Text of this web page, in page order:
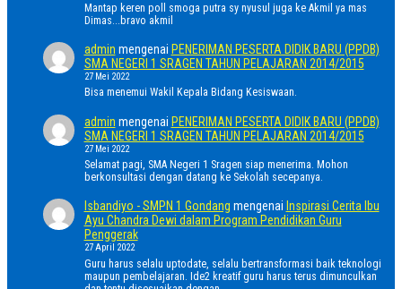
Mantap keren poll smoga putra sy nyusul juga ke Akmil ya mas
Dimas...bravo akmil
admin mengenai PENERIMAN PESERTA DIDIK BARU (PPDB)
SMA NEGERI 1 SRAGEN TAHUN PELAJARAN 2014/2015
27 Mei 2022
Bisa menemui Wakil Kepala Bidang Kesiswaan.
admin mengenai PENERIMAN PESERTA DIDIK BARU (PPDB)
SMA NEGERI 1 SRAGEN TAHUN PELAJARAN 2014/2015
27 Mei 2022
Selamat pagi, SMA Negeri 1 Sragen siap menerima. Mohon
berkonsultasi dengan datang ke Sekolah secepanya.
Isbandiyo - SMPN 1 Gondang mengenai Inspirasi Cerita Ibu
Ayu Chandra Dewi dalam Program Pendidikan Guru
Penggerak
27 April 2022
Guru harus selalu uptodate, selalu bertransformasi baik teknologi
maupun pembelajaran. Ide2 kreatif guru harus terus dimunculkan